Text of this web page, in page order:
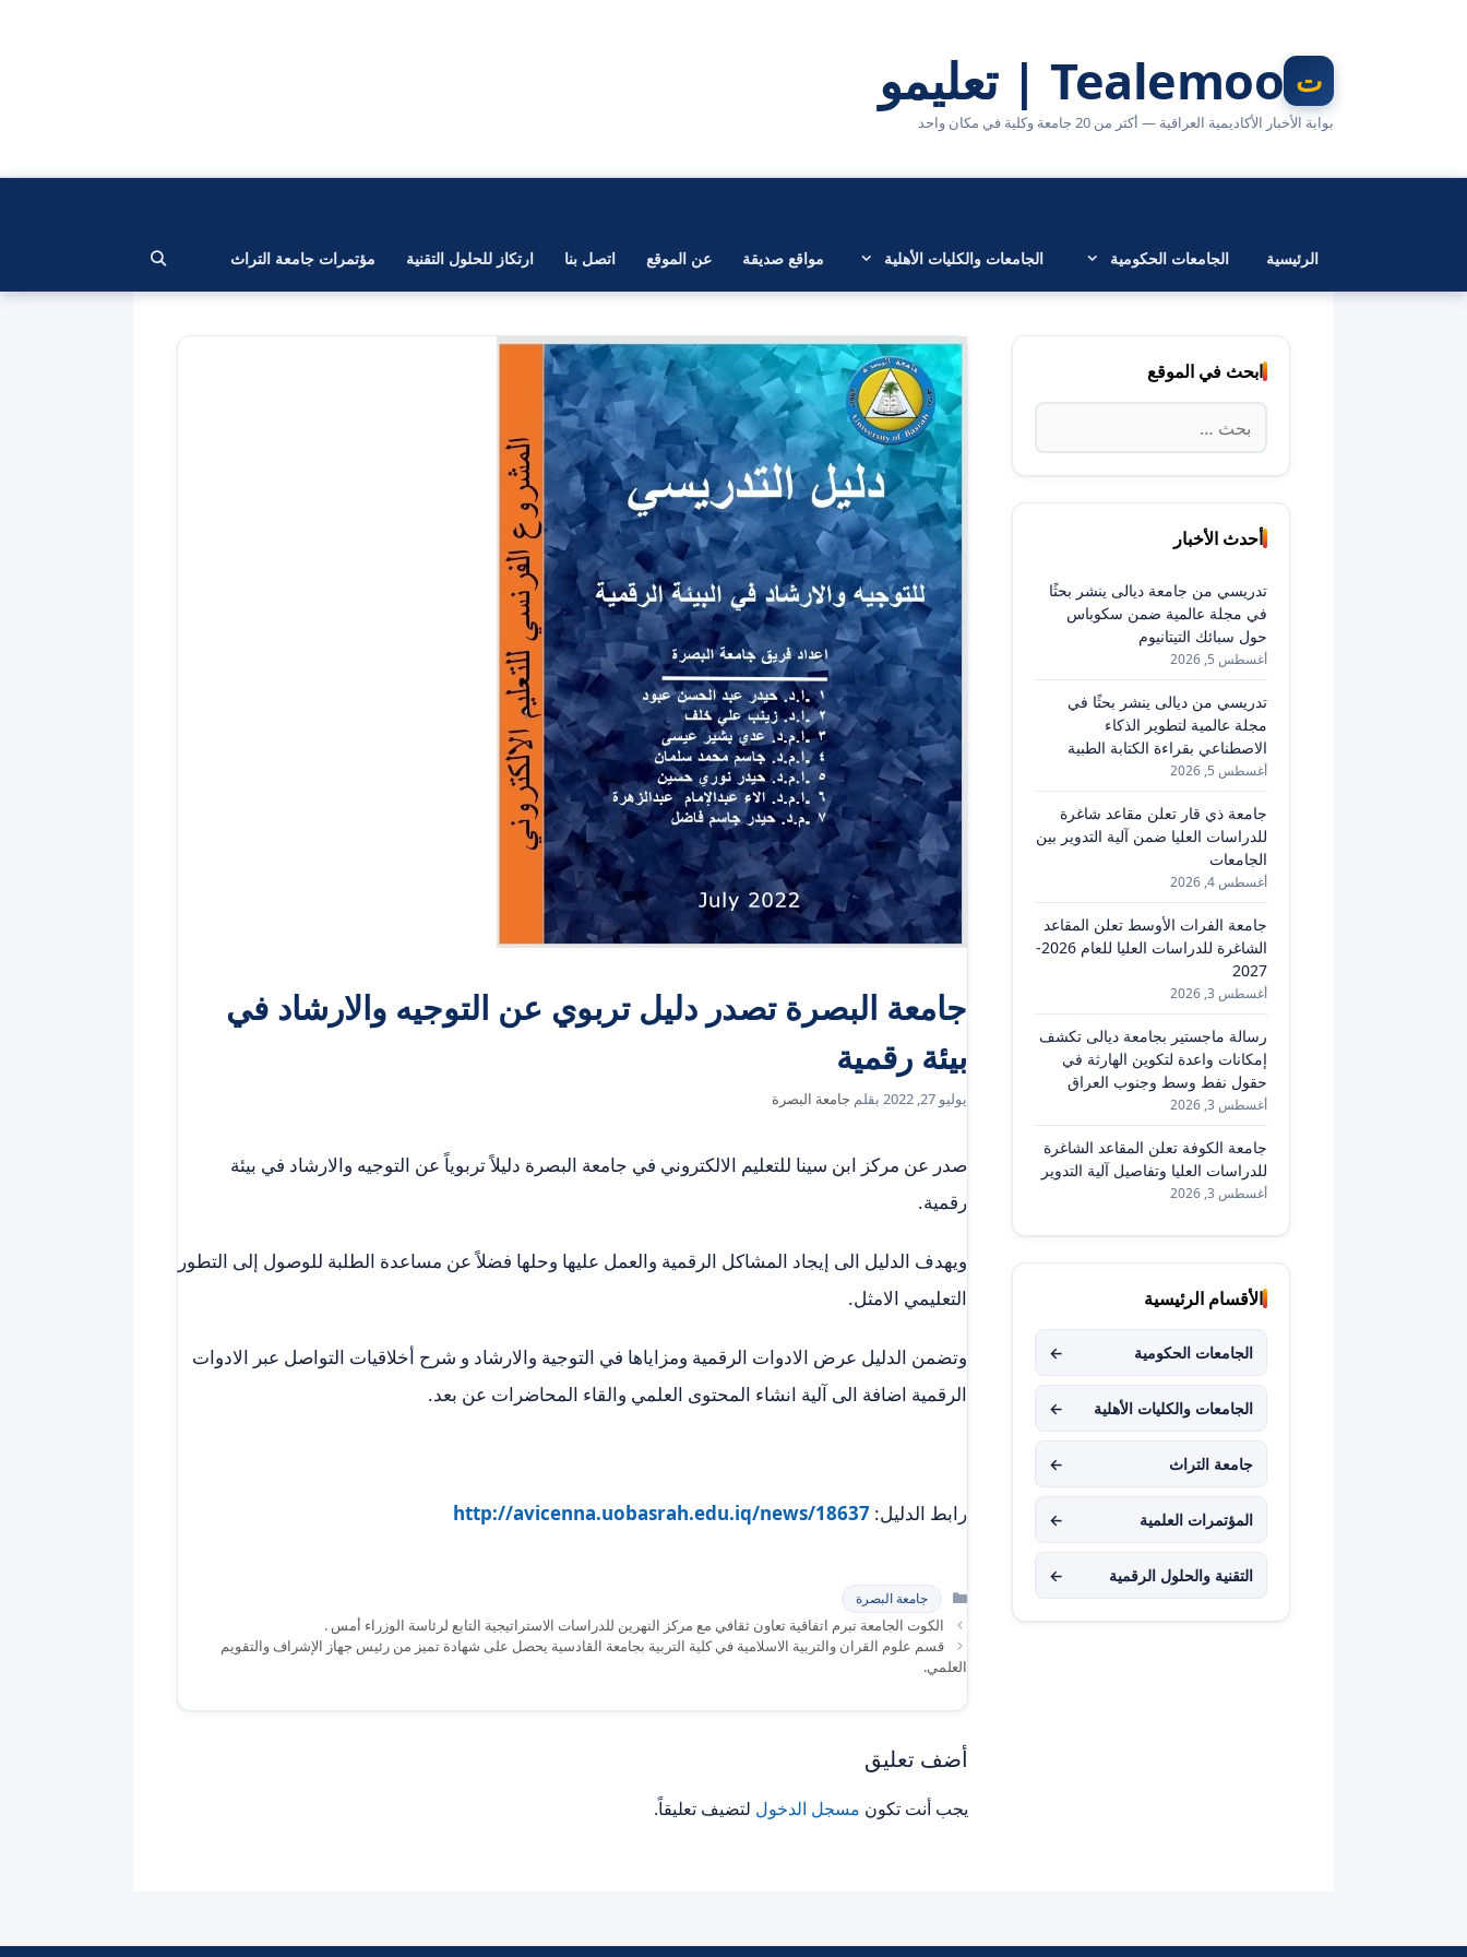
Tealemoo | تعليمو
بوابة الأخبار الأكاديمية العراقية — أكثر من 20 جامعة وكلية في مكان واحد
الرئيسية الجامعات الحكومية الجامعات والكليات الأهلية مواقع صديقة عن الموقع اتصل بنا ارتكاز للحلول التقنية مؤتمرات جامعة التراث
جامعة البصرة تصدر دليل تربوي عن التوجيه والارشاد في
بيئة رقمية
يوليو 27, 2022 بقلم جامعة البصرة
صدر عن مركز ابن سينا للتعليم الالكتروني في جامعة البصرة دليلاً تربوياً عن التوجيه والارشاد في بيئة
رقمية.
ويهدف الدليل الى إيجاد المشاكل الرقمية والعمل عليها وحلها فضلاً عن مساعدة الطلبة للوصول إلى التطور
التعليمي الامثل.
وتضمن الدليل عرض الادوات الرقمية ومزاياها في التوجية والارشاد و شرح أخلاقيات التواصل عبر الادوات
الرقمية اضافة الى آلية انشاء المحتوى العلمي والقاء المحاضرات عن بعد.
رابط الدليل: http://avicenna.uobasrah.edu.iq/news/18637
التصنيفات
جامعة البصرة
الكوت الجامعة تبرم اتفاقية تعاون ثقافي مع مركز النهرين للدراسات الاستراتيجية التابع لرئاسة الوزراء أمس .
قسم علوم القران والتربية الاسلامية في كلية التربية بجامعة القادسية يحصل على شهادة تميز من رئيس جهاز الإشراف والتقويم
العلمي.
أضف تعليق
يجب أنت تكون مسجل الدخول لتضيف تعليقاً.
ابحث في الموقع
البحث
عن:
أحدث الأخبار
تدريسي من جامعة ديالى ينشر بحثًا
في مجلة عالمية ضمن سكوباس
حول سبائك التيتانيوم
أغسطس 5, 2026
تدريسي من ديالى ينشر بحثًا في
مجلة عالمية لتطوير الذكاء
الاصطناعي بقراءة الكتابة الطبية
أغسطس 5, 2026
جامعة ذي قار تعلن مقاعد شاغرة
للدراسات العليا ضمن آلية التدوير بين
الجامعات
أغسطس 4, 2026
جامعة الفرات الأوسط تعلن المقاعد
الشاغرة للدراسات العليا للعام 2026-
2027
أغسطس 3, 2026
رسالة ماجستير بجامعة ديالى تكشف
إمكانات واعدة لتكوين الهارثة في
حقول نفط وسط وجنوب العراق
أغسطس 3, 2026
جامعة الكوفة تعلن المقاعد الشاغرة
للدراسات العليا وتفاصيل آلية التدوير
أغسطس 3, 2026
الأقسام الرئيسية
الجامعات الحكومية ←
الجامعات والكليات الأهلية ←
جامعة التراث ←
المؤتمرات العلمية ←
التقنية والحلول الرقمية ←